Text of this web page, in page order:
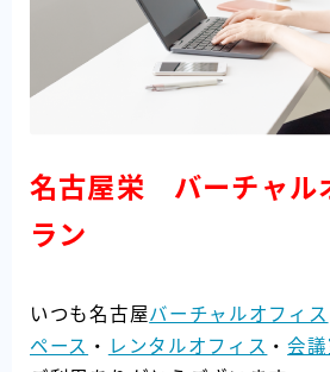
名古屋栄 バーチャル
ラン
いつも名古屋バーチャルオフィス
ペース ・ レンタルオフィス ・会議